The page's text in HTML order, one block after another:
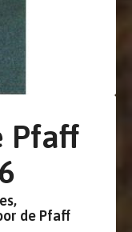
Pfaff
de Pfaff